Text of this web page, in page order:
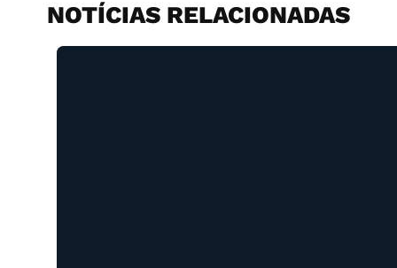
NOTÍCIAS RELACIONADAS